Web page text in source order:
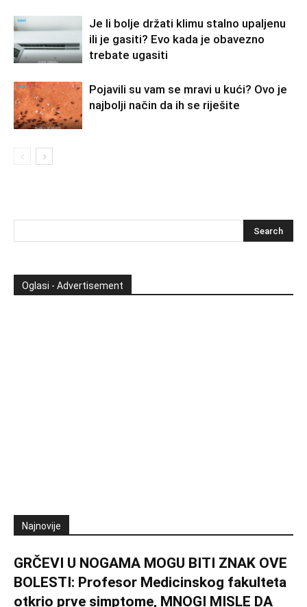
Je li bolje držati klimu stalno upaljenu
ili je gasiti? Evo kada je obavezno
trebate ugasiti
Pojavili su vam se mravi u kući? Ovo je
najbolji način da ih se riješite
Oglasi - Advertisement
Najnovije
GRČEVI U NOGAMA MOGU BITI ZNAK OVE
BOLESTI: Profesor Medicinskog fakulteta
otkrio prve simptome, MNOGI MISLE DA